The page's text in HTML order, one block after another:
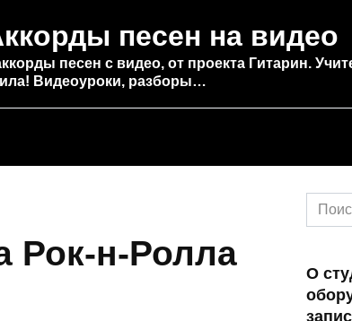
песен на видео
песен с видео, от проекта Гитарин.
Видеоуроки, разборы…
Рок-н-Ролла
Search
for:
О